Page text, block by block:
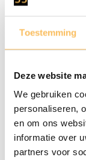
Toestemming
Deze website
We gebruiken
personaliseren,
en om ons
informatie over
partners voor
-